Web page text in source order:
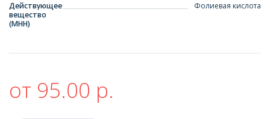
Действующее
вещество
(МНН)
Фолиевая кислота
от 95.00 р.